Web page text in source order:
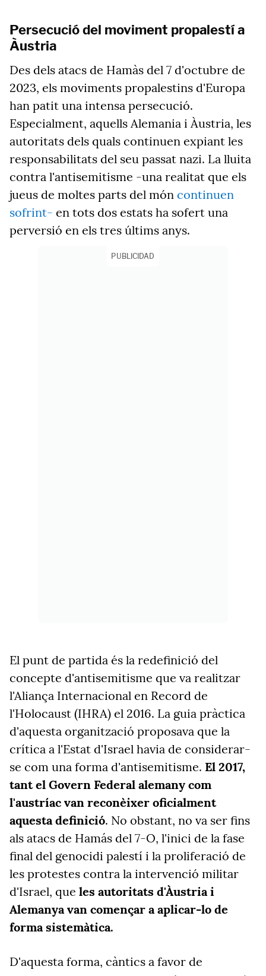
Persecució del moviment propalestí a
Àustria
Des dels atacs de Hamàs del 7 d'octubre de
2023, els moviments propalestins d'Europa
han patit una intensa persecució.
Especialment, aquells Alemania i Àustria, les
autoritats dels quals continuen expiant les
responsabilitats del seu passat nazi. La lluita
contra l'antisemitisme -una realitat que els
jueus de moltes parts del món continuen
sofrint- en tots dos estats ha sofert una
perversió en els tres últims anys.
PUBLICIDAD
El punt de partida és la redefinició del
concepte d'antisemitisme que va realitzar
l'Aliança Internacional en Record de
l'Holocaust (IHRA) el 2016. La guia pràctica
d'aquesta organització proposava que la
crítica a l'Estat d'Israel havia de considerar-
se com una forma d'antisemitisme. El 2017,
tant el Govern Federal alemany com
l'austríac van reconèixer oficialment
aquesta definició. No obstant, no va ser fins
als atacs de Hamás del 7-O, l'inici de la fase
final del genocidi palestí i la proliferació de
les protestes contra la intervenció militar
d'Israel, que les autoritats d'Àustria i
Alemanya van començar a aplicar-lo de
forma sistemàtica.
D'aquesta forma, càntics a favor de